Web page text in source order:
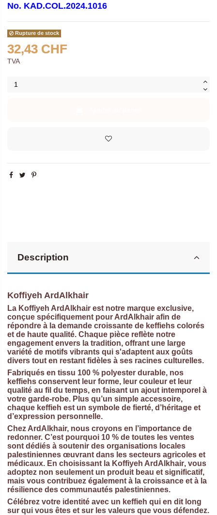
No. KAD.COL.2024.1016
Rupture de stock
32,43 CHF
TVA
Description
Koffiyeh ArdAlkhair
La Koffiyeh ArdAlkhair est notre marque exclusive,
conçue spécifiquement pour ArdAlkhair afin de
répondre à la demande croissante de keffiehs colorés
et de haute qualité. Chaque pièce reflète notre
engagement envers la tradition, offrant une large
variété de motifs vibrants qui s'adaptent aux goûts
divers tout en restant fidèles à ses racines culturelles.
Fabriqués en tissu 100 % polyester durable, nos
keffiehs conservent leur forme, leur couleur et leur
qualité au fil du temps, en faisant un ajout intemporel à
votre garde-robe. Plus qu’un simple accessoire,
chaque keffieh est un symbole de fierté, d’héritage et
d’expression personnelle.
Chez ArdAlkhair, nous croyons en l’importance de
redonner. C’est pourquoi 10 % de toutes les ventes
sont dédiés à soutenir des organisations locales
palestiniennes œuvrant dans les secteurs agricoles et
médicaux. En choisissant la Koffiyeh ArdAlkhair, vous
adoptez non seulement un produit beau et significatif,
mais vous contribuez également à la croissance et à la
résilience des communautés palestiniennes.
Célébrez votre identité avec un keffieh qui en dit long
sur qui vous êtes et sur les valeurs que vous défendez.